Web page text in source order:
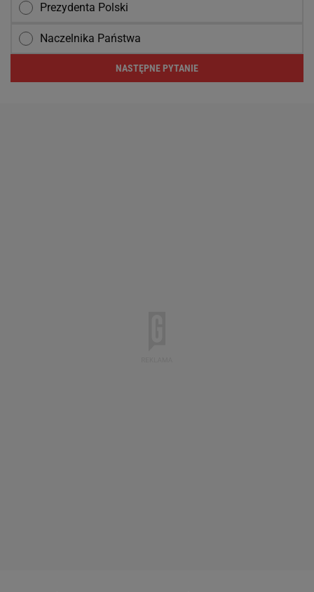
Prezydenta Polski
Naczelnika Państwa
NASTĘPNE PYTANIE